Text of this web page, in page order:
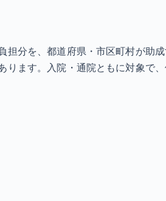
分を、都道府県・市区町村が助
ます。入院・通院ともに対象で